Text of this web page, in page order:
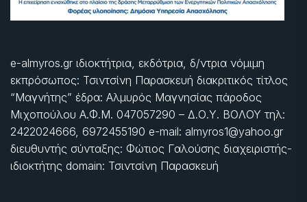
e-almyros.gr ιδιοκτήτρια, εκδότρια, δ/ντρια νόμιμη
εκπρόσωπος: Τσιντσίνη Παρασκευή διακριτικός τίτλος
“Μαγνήτης” έδρα: Αλμυρός Μαγνησίας πάροδος
Μιχοπούλου Α.Φ.Μ. 047057290 – Δ.Ο.Υ. ΒΟΛΟΥ τηλ:
2422024666, 6972455190 e-mail: almyros1@yahoo.gr
διευθυντής σύνταξης: Φώτιος Γαλούσης διαχειριστής-
ιδιοκτήτης domain: Τσιντσίνη Παρασκευή